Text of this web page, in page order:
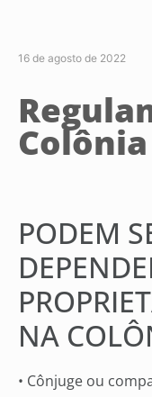
16 de agosto de 2022
PODEM
NA
• Cônjuge ou